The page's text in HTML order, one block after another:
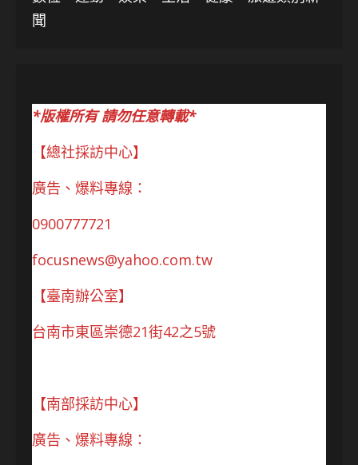
聞
*版權所有 請勿任意轉載*
【總社採訪中心】
廣告、爆料專線：
0900777721
focusnews@yahoo.com.tw
【臺南辦公室】
台南市東區崇德21街42之5號
【南部採訪中心】
廣告、爆料專線：